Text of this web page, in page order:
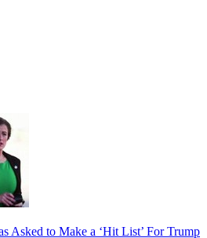
Asked to Make a ‘Hit List’ For Trump